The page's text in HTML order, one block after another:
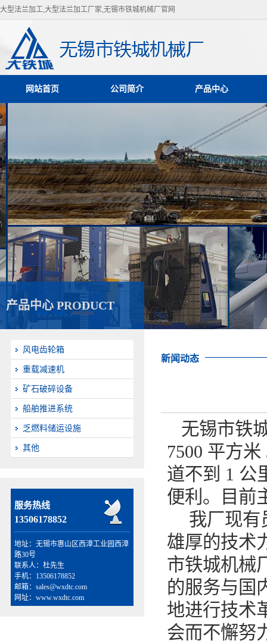
大型法兰加工,大型法兰加工厂家,无锡市铁城机械厂官网
网站首页 公司简介 产品中心
产品中心 PRODUCT
风电齿轮箱
重载减速机
矿石破碎设备
船舶推进系统
乏燃料储运设施
其他
服务热线
13506178852
地址：无锡市惠山区西漳工业园西漳
路30号
联系人：杜先生
手机：13506178852
邮箱：sales@wxdtc.com
网址：www.wxdtc.com
新闻动态
无锡市铁
7500 平方米
道不到 1 公
便利。目前
我厂现有
雄厚的技术
市铁城机械
的服务与国
地进行技术
会而不懈努